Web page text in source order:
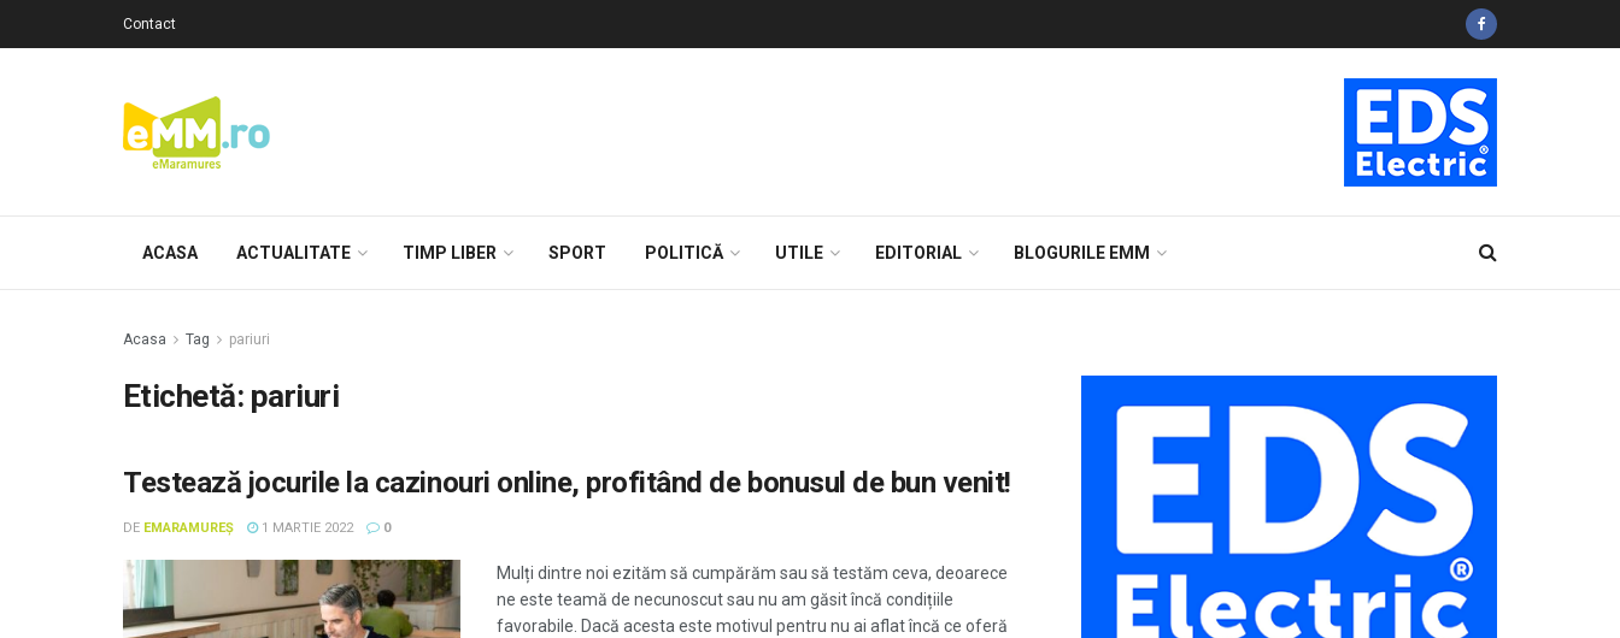
Contact
ACASA ACTUALITATE TIMP LIBER SPORT POLITICĂ UTILE EDITORIAL BLOGURILE EMM
Acasa Tag pariuri
Etichetă: pariuri
Testează jocurile la cazinouri online, profitând de bonusul de bun venit!
DE EMARAMUREȘ 1 MARTIE 2022 0
Mulți dintre noi ezităm să cumpărăm sau să testăm ceva, deoarece
ne este teamă de necunoscut sau nu am găsit încă condițiile
favorabile. Dacă acesta este motivul pentru nu ai aflat încă ce oferă